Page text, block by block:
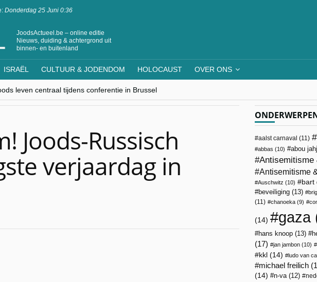
Donderdag 25 Juni 0:36
JoodsActueel.be – online editie
Nieuws, duiding & achtergrond uit
binnen- en buitenland
ISRAËL CULTUUR & JODENDOM HOLOCAUST OVER ONS
leven centraal tijdens conferentie in Brussel
Westen minderheden begrijpt”, Jinnih Beels (Vooruit)
van Oost-Europa
Joods-Russisch
verjaardag in
aalst carnaval (11)
abbas (10) abou
Antisemitisme
Antisemitisme
Auschwitz (10) bart
beveiliging (13)
(11)
chanoeka (9)
(14) gaza
hans knoop (13)
(17)
jan jambon (10)
kkl (14) ludo van
michael freilich
(14)
n-va(12)